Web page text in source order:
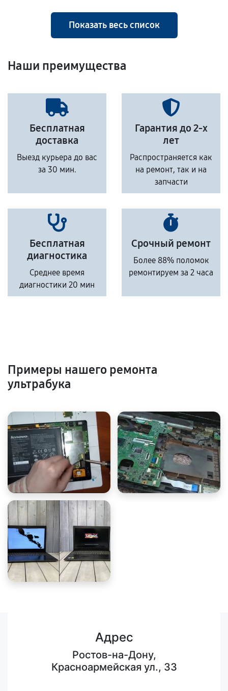
Показать весь список
Наши преимущества
Бесплатная
доставка
Выезд курьера до вас
за 30 мин.
Гарантия до 2-х
лет
Распространяется как
на ремонт, так и на
запчасти
Бесплатная
диагностика
Среднее время
диагностики 20 мин
Срочный ремонт
Более 88% поломок
ремонтируем за 2 часа
Примеры нашего ремонта
ультрабука
Адрес
Ростов-на-Дону,
Красноармейская ул., 33